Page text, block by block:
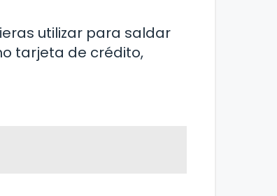
utilizar para saldar
tarjeta de crédito,